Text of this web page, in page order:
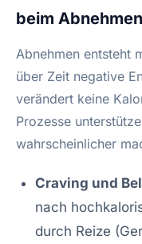
beim
Abnehmen entsteht
über Zeit negative
verändert keine
Prozesse
wahrscheinlicher
Craving und
nach
durch Reize